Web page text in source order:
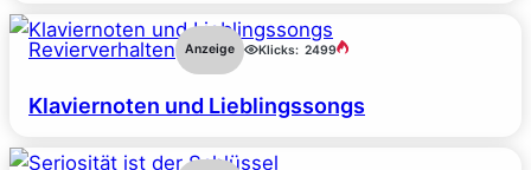
Revierverhalten Anzeige Klicks: 2499
Klaviernoten und Lieblingssongs